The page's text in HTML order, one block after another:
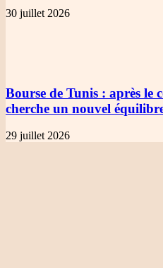
30 juillet 2026
Bourse de Tunis : après le
cherche un nouvel
29 juillet 2026